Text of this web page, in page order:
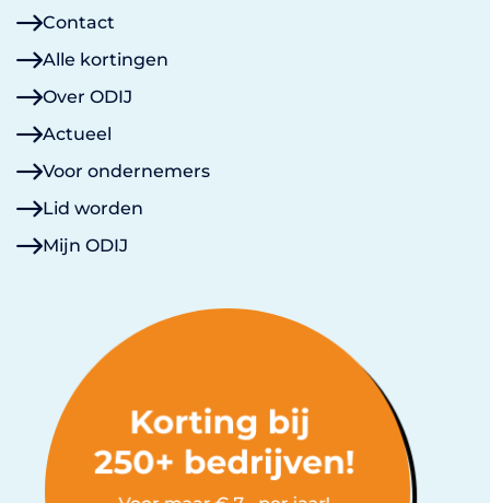
Contact
Alle kortingen
Over ODIJ
Actueel
Voor ondernemers
Lid worden
Mijn ODIJ